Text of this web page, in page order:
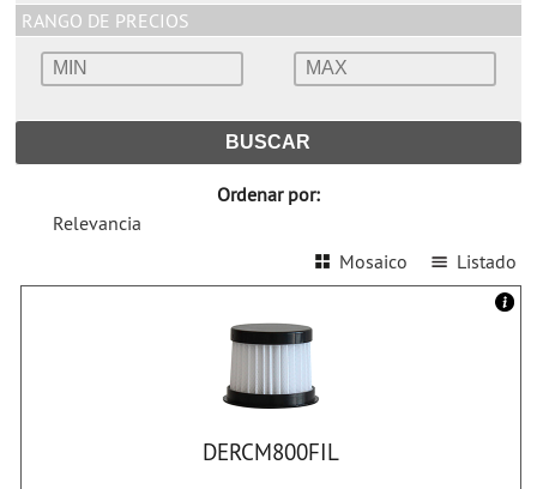
RANGO DE PRECIOS
Ordenar por:
Relevancia
Listado
Mosaico
DERCM800FIL